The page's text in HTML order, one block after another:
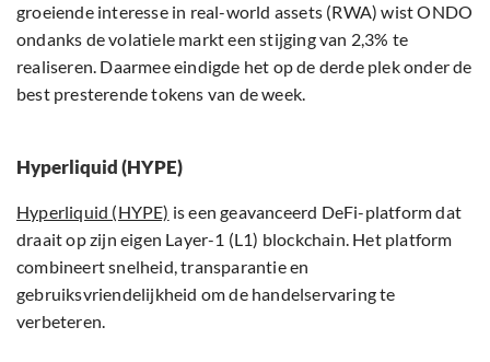
groeiende interesse in real-world assets (RWA) wist ONDO
ondanks de volatiele markt een stijging van 2,3% te
realiseren. Daarmee eindigde het op de derde plek onder de
best presterende tokens van de week.
Hyperliquid (HYPE)
Hyperliquid (HYPE) is een geavanceerd DeFi-platform dat
draait op zijn eigen Layer-1 (L1) blockchain. Het platform
combineert snelheid, transparantie en
gebruiksvriendelijkheid om de handelservaring te
verbeteren.